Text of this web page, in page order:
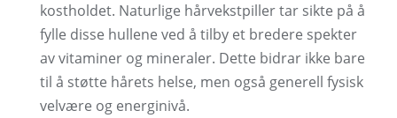
kostholdet. Naturlige hårvekstpiller tar sikte på å
fylle disse hullene ved å tilby et bredere spekter
av vitaminer og mineraler. Dette bidrar ikke bare
til å støtte hårets helse, men også generell fysisk
velvære og energinivå.